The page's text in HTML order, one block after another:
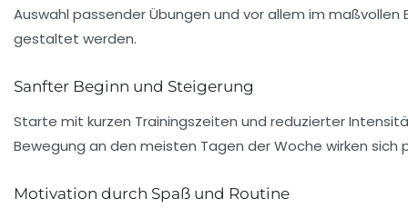
Auswahl passender Übungen und vor allem im
gestaltet werden.
Sanfter Beginn und Steigerung
Starte mit kurzen Trainingszeiten und reduzierter
Bewegung an den meisten Tagen der Woche wirken
Motivation durch Spaß und Routine